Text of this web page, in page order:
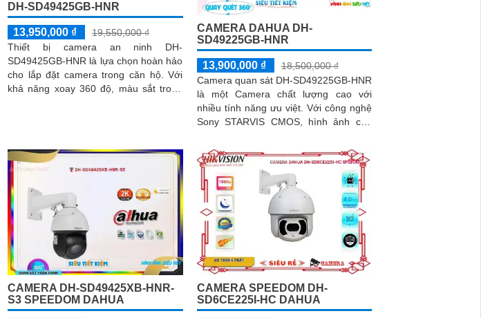
DH-SD49425GB-HNR
13,950,000 ₫
19,550,000 ₫
Thiết bị camera an ninh DH-
SD49425GB-HNR là lựa chọn hoàn hảo
cho lắp đặt camera trong căn hộ. Với
khả năng xoay 360 độ, màu sắt trong
CAMERA DAHUA DH-
SD49225GB-HNR
13,900,000 ₫
18,500,000 ₫
Camera quan sát DH-SD49225GB-HNR
là một Camera chất lượng cao với
nhiều tính năng ưu việt. Với công nghệ
Sony STARVIS CMOS, hình ảnh của
khi xem hình ban đêm với khả năng
hồng ngoại lên đến 100m
CAMERA DH-SD49425XB-HNR-
S3 SPEEDOM DAHUA
CAMERA SPEEDOM DH-
SD6CE225I-HC DAHUA